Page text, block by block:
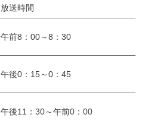
放送時間
午前8：00～8：30
午後0：15～0：45
午後11：30～午前0：00